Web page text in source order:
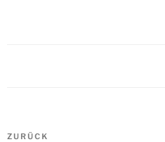
Beitrags-
Vorheriger
ZURÜCK